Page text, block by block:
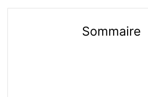
Sommaire